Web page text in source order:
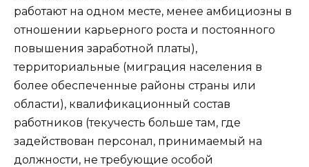
работают на одном месте, менее амбициозны в
отношении карьерного роста и постоянного
повышения заработной платы),
территориальные (миграция населения в
более обеспеченные районы страны или
области), квалификационный состав
работников (текучесть больше там, где
задействован персонал, принимаемый на
должности, не требующие особой